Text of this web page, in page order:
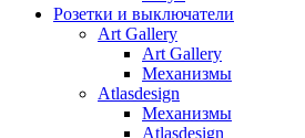
Розетки и выключатели
Art Gallery
Art Gallery
Механизмы
Atlasdesign
Механизмы
Atlasdesign